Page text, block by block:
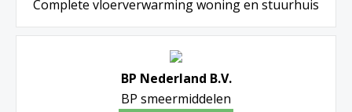
Complete vloerverwarming woning en stuurhuis
BP Nederland B.V.
BP smeermiddelen